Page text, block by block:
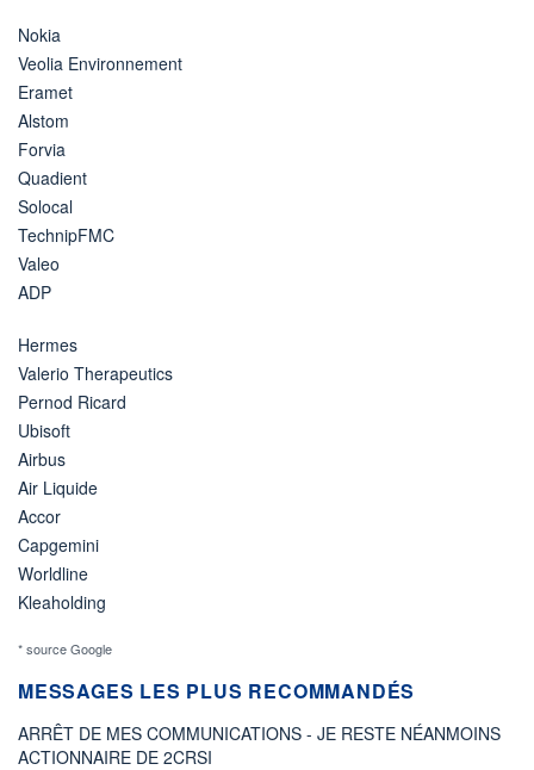
Nokia
Veolia Environnement
Eramet
Alstom
Forvia
Quadient
Solocal
TechnipFMC
Valeo
ADP
Hermes
Valerio Therapeutics
Pernod Ricard
Ubisoft
Airbus
Air Liquide
Accor
Capgemini
Worldline
Kleaholding
* source Google
MESSAGES LES PLUS RECOMMANDÉS
ARRÊT DE MES COMMUNICATIONS - JE RESTE NÉANMOINS
ACTIONNAIRE DE 2CRSI